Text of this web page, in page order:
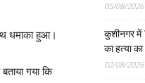
धमाका हुआ।
गया कि
05/08/2026
कुशीनगर में
का हत्या
02/08/2026